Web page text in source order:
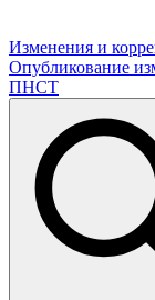
Изменения и
Опубликование
ПНСТ